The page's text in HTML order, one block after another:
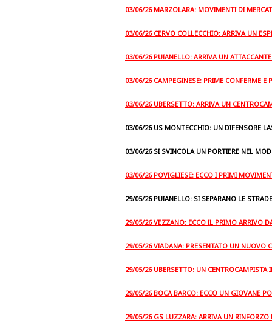
03/06/26 MARZOLARA: MOVIMENTI DI
03/06/26 CERVO COLLECCHIO: ARRIVA UN
03/06/26 PUIANELLO: ARRIVA UN
03/06/26 CAMPEGINESE: PRIME CONFERME E
03/06/26 UBERSETTO: ARRIVA UN
03/06/26 US MONTECCHIO: UN DIFENSORE
03/06/26 SI SVINCOLA UN PORTIERE NEL
03/06/26 POVIGLIESE: ECCO I PRIMI
29/05/26 PUIANELLO: SI SEPARANO LE
29/05/26 VEZZANO: ECCO IL PRIMO ARRIVO
29/05/26 VIADANA: PRESENTATO UN NUOVO
29/05/26 UBERSETTO: UN CENTROCAMPISTA
29/05/26 BOCA BARCO: ECCO UN GIOVANE
29/05/26 GS LUZZARA: ARRIVA UN RINFORZO